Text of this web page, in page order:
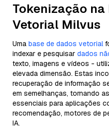
Tokenização na
Vetorial Milvus
Uma base de dados vetorial
indexar e pesquisar dados
texto, imagens e vídeos -
elevada dimensão. Estas
recuperação de informação
em semelhanças, tornando
essenciais para aplicações
recomendação, motores de
IA.